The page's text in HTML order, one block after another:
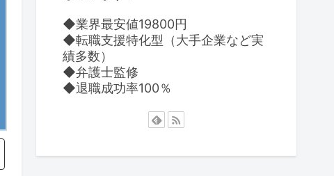
◆業界最安値19800円
◆転職支援特化型（大手企業など実
績多数）
◆弁護士監修
◆退職成功率100％